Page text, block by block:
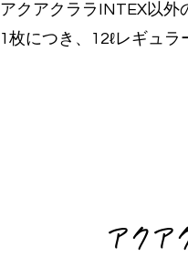
アクアクララINTEX以外
1枚につき、12ℓレギュ
アク